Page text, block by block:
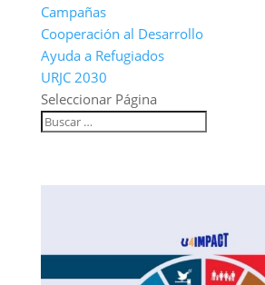
Campañas
Cooperación al Desarrollo
Ayuda a Refugiados
URJC 2030
Seleccionar Página